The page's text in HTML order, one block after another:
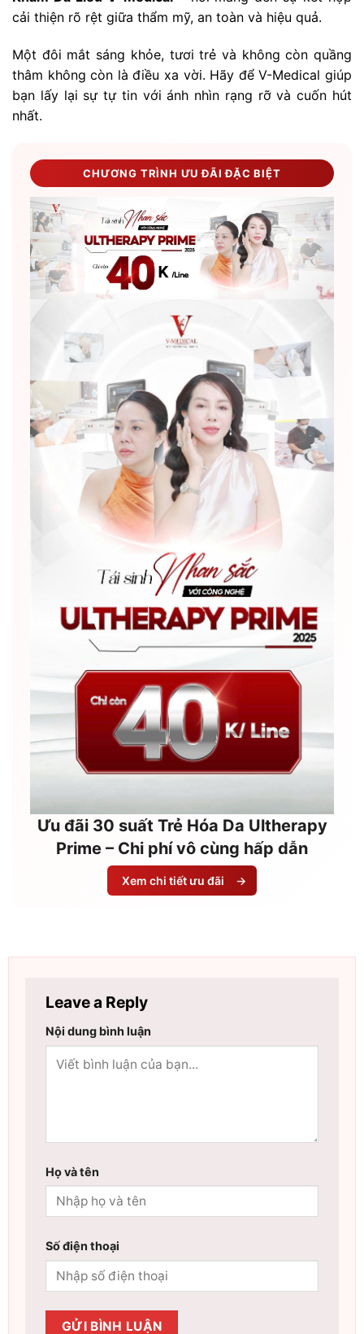
cải thiện rõ rệt giữa thẩm mỹ, an toàn và hiệu quả.
Một đôi mắt sáng khỏe, tươi trẻ và không còn quầng
thâm không còn là điều xa vời. Hãy để V-Medical giúp
bạn lấy lại sự tự tin với ánh nhìn rạng rỡ và cuốn hút
nhất.
CHƯƠNG TRÌNH ƯU ĐÃI ĐẶC BIỆT
Ưu đãi 30 suất Trẻ Hóa Da Ultherapy
Prime – Chi phí vô cùng hấp dẫn
Xem chi tiết ưu đãi →
Leave a Reply
Nội dung bình luận
Họ và tên
Số điện thoại